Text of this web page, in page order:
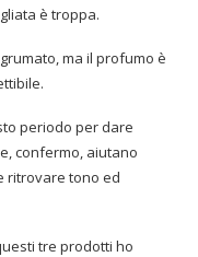
è troppa.
ma il profumo è
periodo per dare
confermo, aiutano
ritrovare tono ed
tre prodotti ho